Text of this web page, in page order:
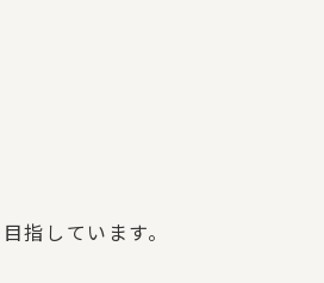
指しています。